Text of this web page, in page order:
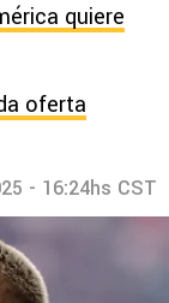
quiere
oferta
- 16:24hs CST